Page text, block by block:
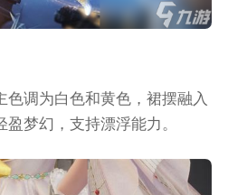
色调为白色和黄色，裙摆融入
梦幻，支持漂浮能力。